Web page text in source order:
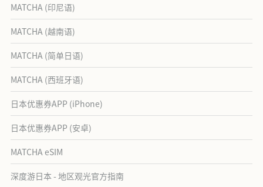
MATCHA (印尼语)
MATCHA (越南语)
MATCHA (简单日语)
MATCHA (西班牙语)
日本优惠券APP (iPhone)
日本优惠券APP (安卓)
MATCHA eSIM
深度游日本 - 地区观光官方指南